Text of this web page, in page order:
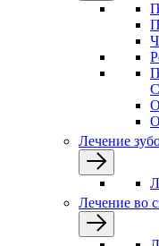
Лечение
Лечение во